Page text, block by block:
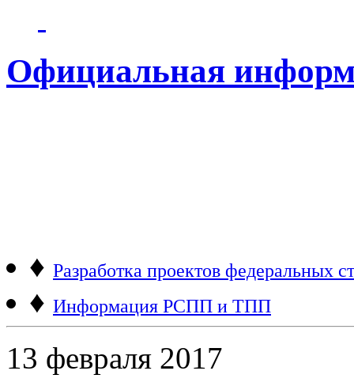
Официальная
♦ Разработка проектов федеральных
♦ Информация РСПП и ТПП
13 февраля 2017